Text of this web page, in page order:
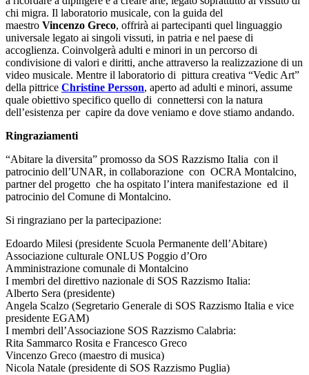
chi migra. Il laboratorio musicale, con la guida del
maestro Vincenzo Greco, offrirà ai partecipanti quel linguaggio
universale legato ai singoli vissuti, in patria e nel paese di
accoglienza. Coinvolgerà adulti e minori in un percorso di
condivisione di valori e diritti, anche attraverso la realizzazione di un
video musicale. Mentre il laboratorio di pittura creativa “Vedic Art”
della pittrice Christine Persson, aperto ad adulti e minori, assume
quale obiettivo specifico quello di connettersi con la natura
dell’esistenza per capire da dove veniamo e dove stiamo andando.
Ringraziamenti
“Abitare la diversita” promosso da SOS Razzismo Italia con il
patrocinio dell’UNAR, in collaborazione con OCRA Montalcino,
partner del progetto che ha ospitato l’intera manifestazione ed il
patrocinio del Comune di Montalcino.
Si ringraziano per la partecipazione:
Edoardo Milesi (presidente Scuola Permanente dell’Abitare)
Associazione culturale ONLUS Poggio d’Oro
Amministrazione comunale di Montalcino
I membri del direttivo nazionale di SOS Razzismo Italia:
Alberto Sera (presidente)
Angela Scalzo (Segretario Generale di SOS Razzismo Italia e vice
presidente EGAM)
I membri dell’Associazione SOS Razzismo Calabria:
Rita Sammarco Rosita e Francesco Greco
Vincenzo Greco (maestro di musica)
Nicola Natale (presidente di SOS Razzismo Puglia)